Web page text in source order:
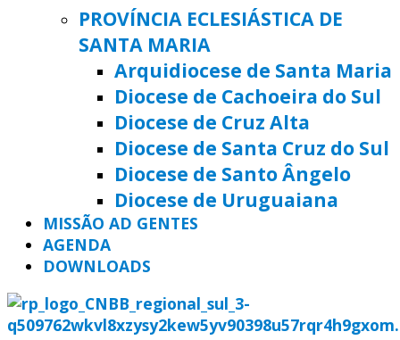
PROVÍNCIA ECLESIÁSTICA DE
SANTA MARIA
Arquidiocese de Santa Maria
Diocese de Cachoeira do Sul
Diocese de Cruz Alta
Diocese de Santa Cruz do Sul
Diocese de Santo Ângelo
Diocese de Uruguaiana
MISSÃO AD GENTES
AGENDA
DOWNLOADS